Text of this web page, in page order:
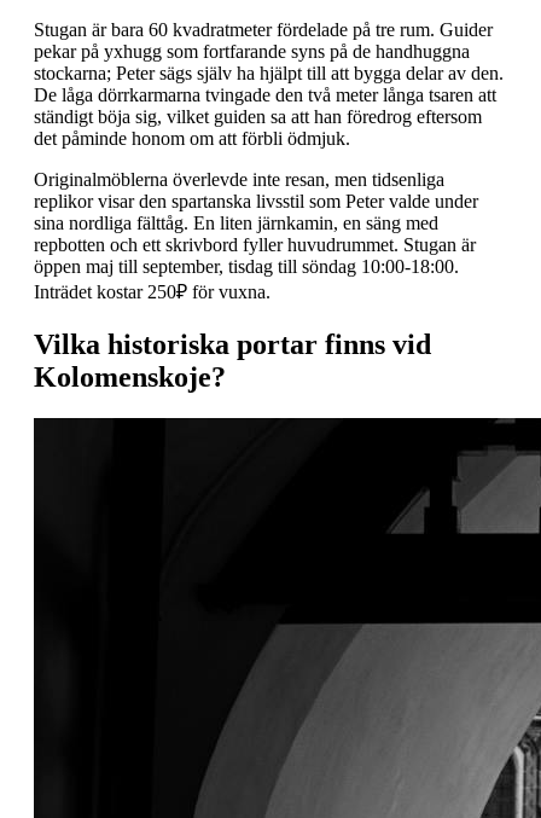
Stugan är bara 60 kvadratmeter fördelade på tre rum. Guider
pekar på yxhugg som fortfarande syns på de handhuggna
stockarna; Peter sägs själv ha hjälpt till att bygga delar av den.
De låga dörrkarmarna tvingade den två meter långa tsaren att
ständigt böja sig, vilket guiden sa att han föredrog eftersom
det påminde honom om att förbli ödmjuk.
Originalmöblerna överlevde inte resan, men tidsenliga
replikor visar den spartanska livsstil som Peter valde under
sina nordliga fälttåg. En liten järnkamin, en säng med
repbotten och ett skrivbord fyller huvudrummet. Stugan är
öppen maj till september, tisdag till söndag 10:00-18:00.
Inträdet kostar 250₽ för vuxna.
Vilka historiska portar finns vid
Kolomenskoje?